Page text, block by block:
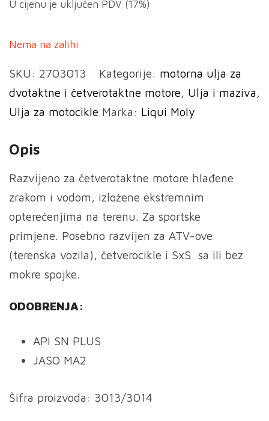
U cijenu je uključen PDV (17%)
Nema na zalihi
SKU: 2703013 Kategorije: motorna ulja za
dvotaktne i četverotaktne motore, Ulja i maziva,
Ulja za motocikle Marka: Liqui Moly
Opis
Razvijeno za četverotaktne motore hlađene
zrakom i vodom, izložene ekstremnim
opterećenjima na terenu. Za sportske
primjene. Posebno razvijen za ATV-ove
(terenska vozila), četverocikle i SxS sa ili bez
mokre spojke.
ODOBRENJA:
API SN PLUS
JASO MA2
Šifra proizvoda: 3013/3014